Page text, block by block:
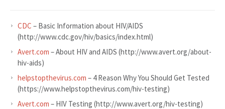
CDC – Basic Information about HIV/AIDS
(http://www.cdc.gov/hiv/basics/index.html)
Avert.com – About HIV and AIDS (http://www.avert.org/about-
hiv-aids)
helpstopthevirus.com – 4 Reason Why You Should Get Tested
(https://www.helpstopthevirus.com/hiv-testing)
Avert.com – HIV Testing (http://www.avert.org/hiv-testing)